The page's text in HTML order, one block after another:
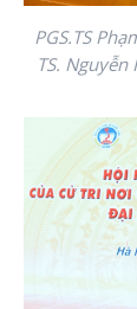
PGS.TS
TS.